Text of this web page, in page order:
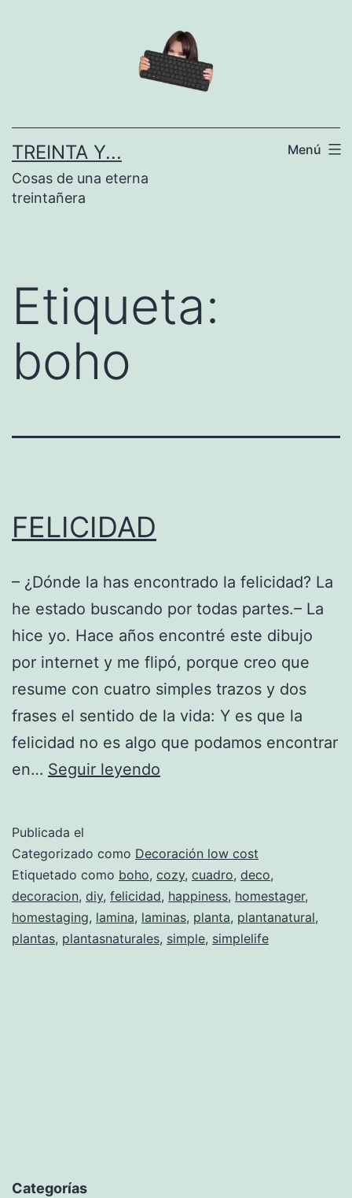
TREINTA Y...
Cosas de una eterna
treintañera
Menú
Etiqueta:
boho
FELICIDAD
– ¿Dónde la has encontrado la felicidad? La
he estado buscando por todas partes.– La
hice yo. Hace años encontré este dibujo
por internet y me flipó, porque creo que
resume con cuatro simples trazos y dos
frases el sentido de la vida: Y es que la
felicidad no es algo que podamos encontrar
en… Seguir leyendo
Publicada el
Categorizado como Decoración low cost
Etiquetado como boho, cozy, cuadro, deco,
decoracion, diy, felicidad, happiness, homestager,
homestaging, lamina, laminas, planta, plantanatural,
plantas, plantasnaturales, simple, simplelife
Categorías